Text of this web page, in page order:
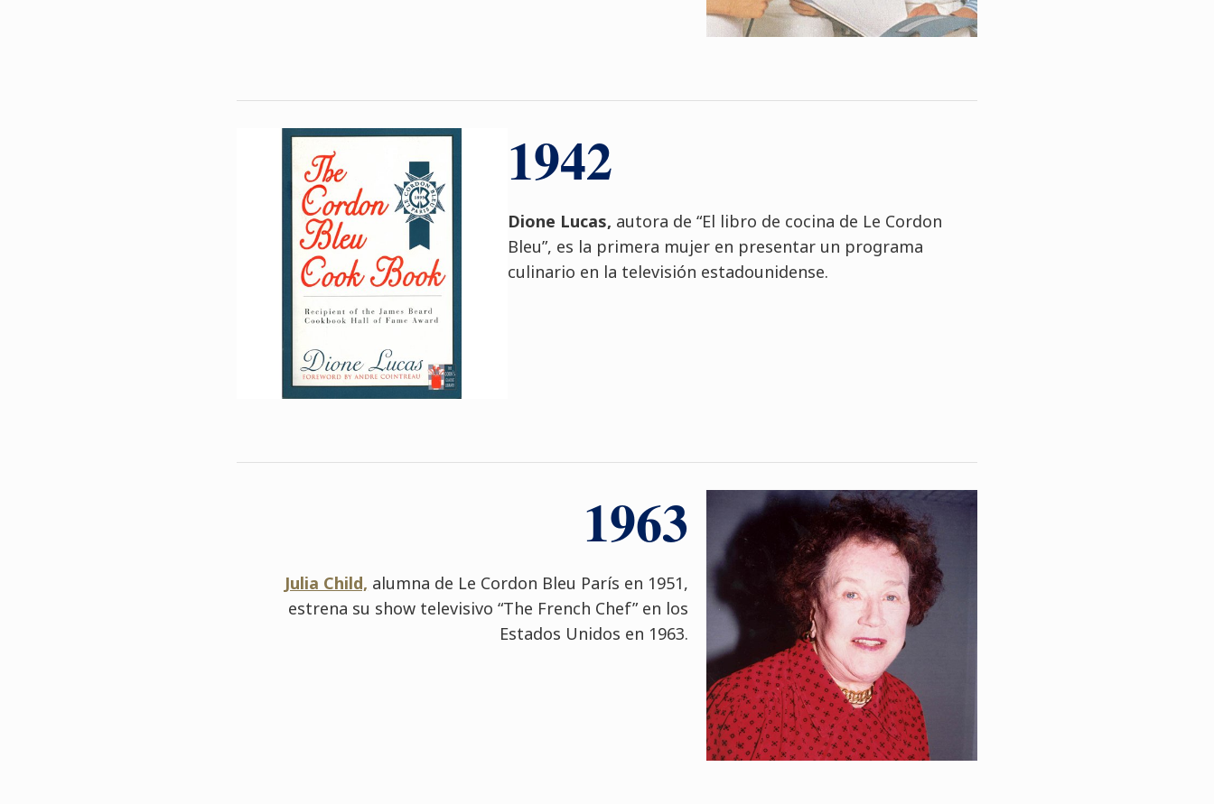
1942
Dione Lucas, autora de “El libro de cocina de Le Cordon
Bleu”, es la primera mujer en presentar un programa
culinario en la televisión estadounidense.
1963
Julia Child, alumna de Le Cordon Bleu París en 1951,
estrena su show televisivo “The French Chef” en los
Estados Unidos en 1963.